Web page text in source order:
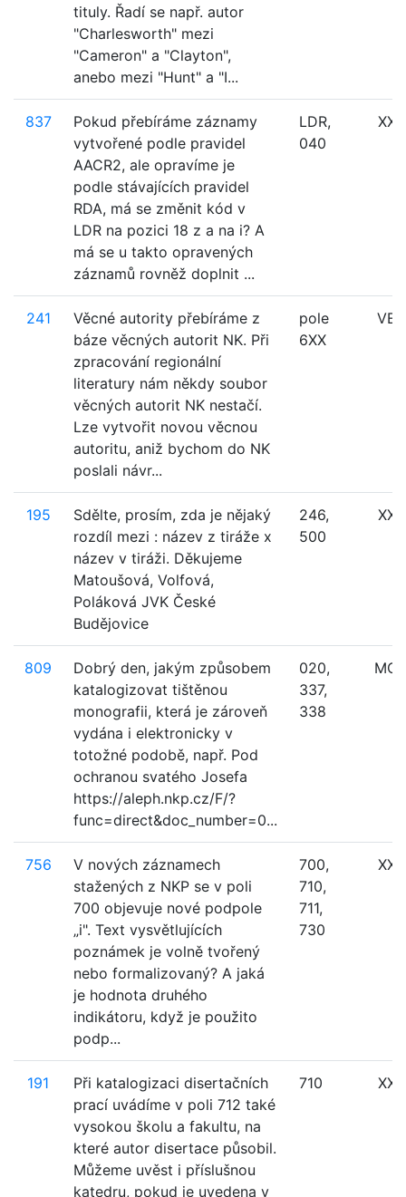
tituly. Řadí se např. autor
"Charlesworth" mezi
"Cameron" a "Clayton",
anebo mezi "Hunt" a "I...
837
Pokud přebíráme záznamy
vytvořené podle pravidel
AACR2, ale opravíme je
podle stávajících pravidel
RDA, má se změnit kód v
LDR na pozici 18 z a na i? A
má se u takto opravených
záznamů rovněž doplnit ...
LDR,
040
XXX
241
Věcné autority přebíráme z
báze věcných autorit NK. Při
zpracování regionální
literatury nám někdy soubor
věcných autorit NK nestačí.
Lze vytvořit novou věcnou
autoritu, aniž bychom do NK
poslali návr...
pole
6XX
VEC
195
Sdělte, prosím, zda je nějaký
rozdíl mezi : název z tiráže x
název v tiráži. Děkujeme
Matoušová, Volfová,
Poláková JVK České
Budějovice
246,
500
XXX
809
Dobrý den, jakým způsobem
katalogizovat tištěnou
monografii, která je zároveň
vydána i elektronicky v
totožné podobě, např. Pod
ochranou svatého Josefa
https://aleph.nkp.cz/F/?
func=direct&doc_number=0...
020,
337,
338
756
V nových záznamech
stažených z NKP se v poli
700 objevuje nové podpole
„i". Text vysvětlujících
poznámek je volně tvořený
nebo formalizovaný? A jaká
je hodnota druhého
indikátoru, když je použito
podp...
700,
710,
711,
730
XXX
191
Při katalogizaci disertačních
prací uvádíme v poli 712 také
vysokou školu a fakultu, na
které autor disertace působil.
Můžeme uvěst i příslušnou
katedru, pokud je uvedena v
710 XXX